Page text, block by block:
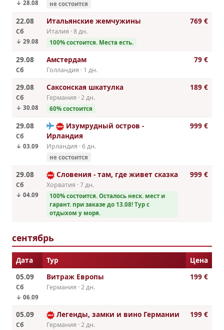
↓ 28.08 не состоится
22.08
Сб
↓ 29.08
Итальянские жемчужины
Италия · 8 дн.
100% cостоится. Места есть.
769 €
29.08
Сб
Амстердам
Голландия · 1 дн.
79 €
29.08
Сб
↓ 30.08
Саксонская шкатулка
Германия · 2 дн.
60% cостоится
189 €
29.08
Сб
↓ 03.09
Изумрудный остров -
Ирландия
Ирландия · 6 дн.
не состоится
999 €
29.08
Сб
↓ 04.09
Словения - там, где живет сказка
Хорватия · 7 дн.
100% cостоится. Осталось неск. мест и
гарант. при заказе до 13.08! Тур с
отдыхом у моря.
999 €
сентябрь
Дата Тур
Цена
05.09
Сб
↓ 06.09
Витраж Европы
Германия · 2 дн.
199 €
05.09
Сб
Легенды, замки и вино Германии
Германия · 2 дн.
199 €